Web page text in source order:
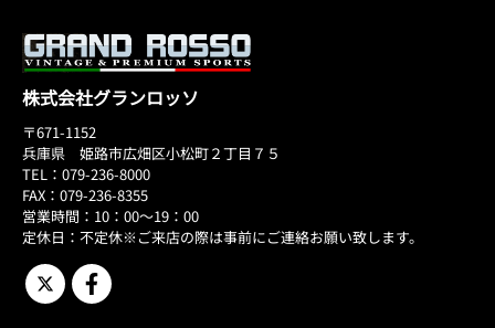
株式会社グランロッソ
〒671-1152
兵庫県 姫路市広畑区小松町２丁目７５
TEL：079-236-8000
FAX：079-236-8355
営業時間：10：00～19：00
定休日：不定休※ご来店の際は事前にご連絡お願い致します。